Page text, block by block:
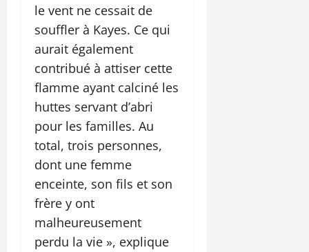
le vent ne cessait de
souffler à Kayes. Ce qui
aurait également
contribué à attiser cette
flamme ayant calciné les
huttes servant d’abri
pour les familles. Au
total, trois personnes,
dont une femme
enceinte, son fils et son
frère y ont
malheureusement
perdu la vie », explique